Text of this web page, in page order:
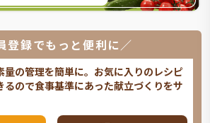
登録でもっと便利に／
量の管理を簡単に。お気に入りのレシピ
るので食事基準にあった献立づくりをサ